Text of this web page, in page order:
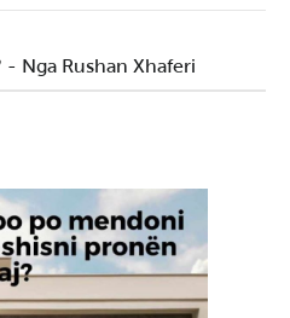
Nga Rushan Xhaferi